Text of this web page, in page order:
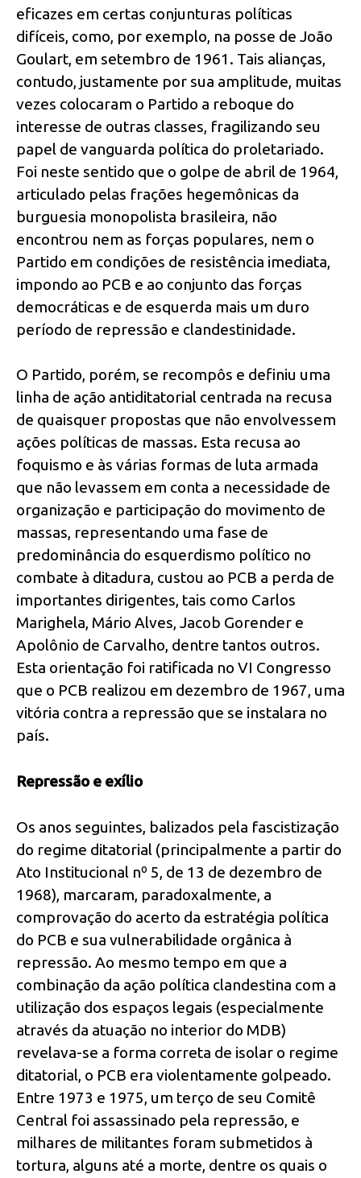
eficazes em certas conjunturas políticas
difíceis, como, por exemplo, na posse de João
Goulart, em setembro de 1961. Tais alianças,
contudo, justamente por sua amplitude, muitas
vezes colocaram o Partido a reboque do
interesse de outras classes, fragilizando seu
papel de vanguarda política do proletariado.
Foi neste sentido que o golpe de abril de 1964,
articulado pelas frações hegemônicas da
burguesia monopolista brasileira, não
encontrou nem as forças populares, nem o
Partido em condições de resistência imediata,
impondo ao PCB e ao conjunto das forças
democráticas e de esquerda mais um duro
período de repressão e clandestinidade.
O Partido, porém, se recompôs e definiu uma
linha de ação antiditatorial centrada na recusa
de quaisquer propostas que não envolvessem
ações políticas de massas. Esta recusa ao
foquismo e às várias formas de luta armada
que não levassem em conta a necessidade de
organização e participação do movimento de
massas, representando uma fase de
predominância do esquerdismo político no
combate à ditadura, custou ao PCB a perda de
importantes dirigentes, tais como Carlos
Marighela, Mário Alves, Jacob Gorender e
Apolônio de Carvalho, dentre tantos outros.
Esta orientação foi ratificada no VI Congresso
que o PCB realizou em dezembro de 1967, uma
vitória contra a repressão que se instalara no
país.
Repressão e exílio
Os anos seguintes, balizados pela fascistização
do regime ditatorial (principalmente a partir do
Ato Institucional nº 5, de 13 de dezembro de
1968), marcaram, paradoxalmente, a
comprovação do acerto da estratégia política
do PCB e sua vulnerabilidade orgânica à
repressão. Ao mesmo tempo em que a
combinação da ação política clandestina com a
utilização dos espaços legais (especialmente
através da atuação no interior do MDB)
revelava-se a forma correta de isolar o regime
ditatorial, o PCB era violentamente golpeado.
Entre 1973 e 1975, um terço de seu Comitê
Central foi assassinado pela repressão, e
milhares de militantes foram submetidos à
tortura, alguns até a morte, dentre os quais o